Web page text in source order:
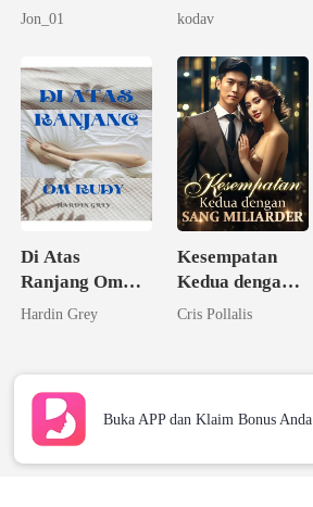
Membara
Jon_01 kodav
Di Atas
Ranjang Om
Rudy
Hardin Grey
Kesempatan
Kedua dengan
Sang Miliarder
Cris Pollalis
Buka APP dan Klaim Bonus Anda